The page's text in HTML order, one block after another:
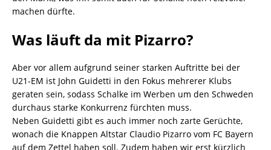
machen dürfte.
Was läuft da mit Pizarro?
Aber vor allem aufgrund seiner starken Auftritte bei der
U21-EM ist John Guidetti in den Fokus mehrerer Klubs
geraten sein, sodass Schalke im Werben um den Schweden
durchaus starke Konkurrenz fürchten muss.
Neben Guidetti gibt es auch immer noch zarte Gerüchte,
wonach die Knappen Altstar Claudio Pizarro vom FC Bayern
auf dem Zettel haben soll. Zudem haben wir erst kürzlich